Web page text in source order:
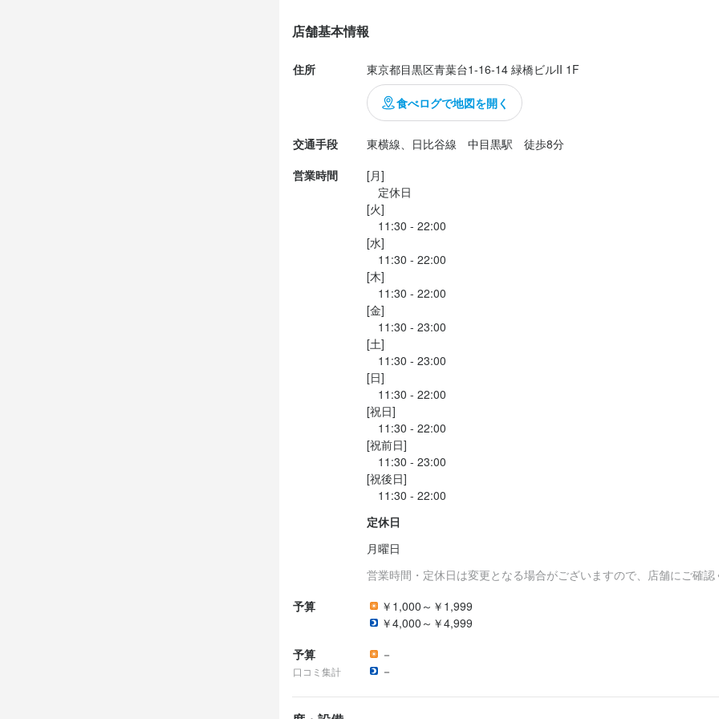
店舗基本情報
住所 東京都目黒区青葉台1-16-14 緑橋ビルII 1F
食べログで地図を開く
交通手段
東横線、日比谷線　中目黒駅　徒歩8分
営業時間
[月]
定休日
[火]
11:30 - 22:00
[水]
11:30 - 22:00
[木]
11:30 - 22:00
[金]
11:30 - 23:00
[土]
11:30 - 23:00
[日]
11:30 - 22:00
[祝日]
11:30 - 22:00
[祝前日]
11:30 - 23:00
[祝後日]
定休日
月曜日
営業時間・定休日は変更となる場合がございますので、店舗にご確認
予算
￥1,000～￥1,999
￥4,000～￥4,999
予算
口コミ集計
－
－
正社員 店長候補
バイト ホールスタッフ
正社員 調理師・調理スタッフ
バイト ホールスタッフ
正社員 料理長候補
調理師・調理スタッフ
バイト ホールスタッフ
また、スタッフ一人ひとりの意見やアイデアを大切にしながら店舗運営を行っていき
【これまでにないスタイルの中華料理】
従来の中華料理店のイメージとは異なり、店内はカフェのようなおしゃれで落ち着い
イル。ジャンルにとらわれない発想から生まれる、ここでしか味わえない中華料理を
【一緒に働くメンバーについて】
キッチンには、中華と洋食の両方の経験を持つ料理人が2名在籍しています。発想力
しみやすい人柄のメンバーです。
お互いの意見を尊重しながら、チームでより良いお店を作っていこうという雰囲気が
きに楽しく働ける職場です。
必須スキル・経験
飲食経験3年以上
歓迎スキル・経験
自分の裁量で仕事を進めたい方。